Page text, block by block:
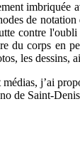
de
contre
corps en
les
j’ai
de Saint-